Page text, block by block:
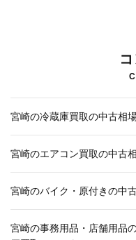
宮崎の冷蔵庫買取の中古相
宮崎のエアコン買取の中古
宮崎のバイク・原付きの中
宮崎の事務用品・店舗用品